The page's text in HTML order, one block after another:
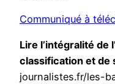
Communiqué à
Lire l’intégralité de
classification et de
journalistes.fr/les-